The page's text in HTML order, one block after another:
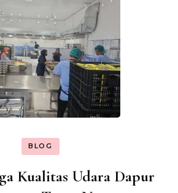
BLOG
Kualitas Udara Dapur